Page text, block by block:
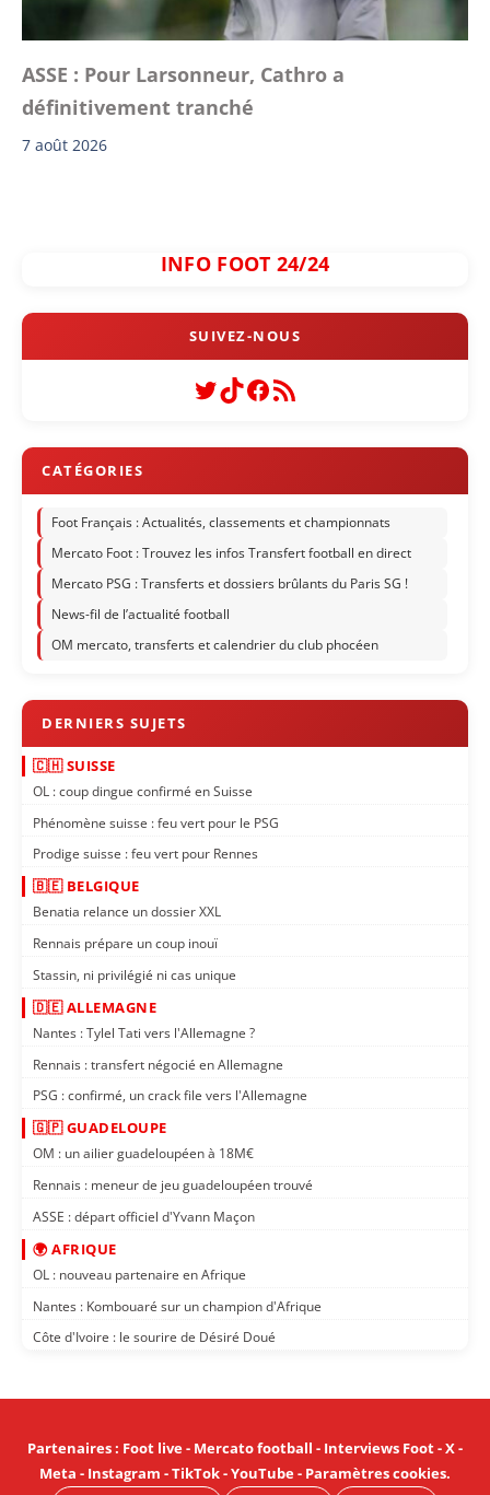
ASSE : Pour Larsonneur, Cathro a
définitivement tranché
7 août 2026
INFO FOOT 24/24
Twitter
TikTok
Facebook
Flux RSS
Foot Français : Actualités, classements et championnats
Mercato Foot : Trouvez les infos Transfert football en direct
Mercato PSG : Transferts et dossiers brûlants du Paris SG !
News-fil de l’actualité football
OM mercato, transferts et calendrier du club phocéen
🇨🇭 SUISSE
OL : coup dingue confirmé en Suisse
Phénomène suisse : feu vert pour le PSG
Prodige suisse : feu vert pour Rennes
🇧🇪 BELGIQUE
Benatia relance un dossier XXL
Rennais prépare un coup inouï
Stassin, ni privilégié ni cas unique
🇩🇪 ALLEMAGNE
Nantes : Tylel Tati vers l'Allemagne ?
Rennais : transfert négocié en Allemagne
PSG : confirmé, un crack file vers l'Allemagne
🇬🇵 GUADELOUPE
OM : un ailier guadeloupéen à 18M€
Rennais : meneur de jeu guadeloupéen trouvé
ASSE : départ officiel d'Yvann Maçon
🌍 AFRIQUE
OL : nouveau partenaire en Afrique
Nantes : Kombouaré sur un champion d'Afrique
Côte d'Ivoire : le sourire de Désiré Doué
Partenaires: Foot live- Mercato football - Interviews Foot-X-
Meta - Instagram -TikTok-YouTube- Paramètres cookies.